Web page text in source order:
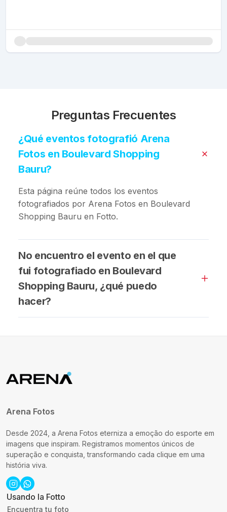
Preguntas Frecuentes
¿Qué eventos fotografió Arena
Fotos en Boulevard Shopping
Bauru?
Esta página reúne todos los eventos
fotografiados por Arena Fotos en Boulevard
Shopping Bauru en Fotto.
No encuentro el evento en el que
fui fotografiado en Boulevard
Shopping Bauru, ¿qué puedo
hacer?
Arena Fotos
Desde 2024, a Arena Fotos eterniza a emoção do esporte em
imagens que inspiram. Registramos momentos únicos de
superação e conquista, transformando cada clique em uma
história viva.
Usando la Fotto
Encuentra tu foto